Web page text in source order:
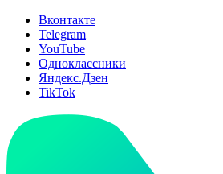
Вконтакте
Telegram
YouTube
Одноклассники
Яндекс.Дзен
TikTok